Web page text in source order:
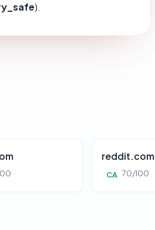
).
reddit.com
CA 70/100